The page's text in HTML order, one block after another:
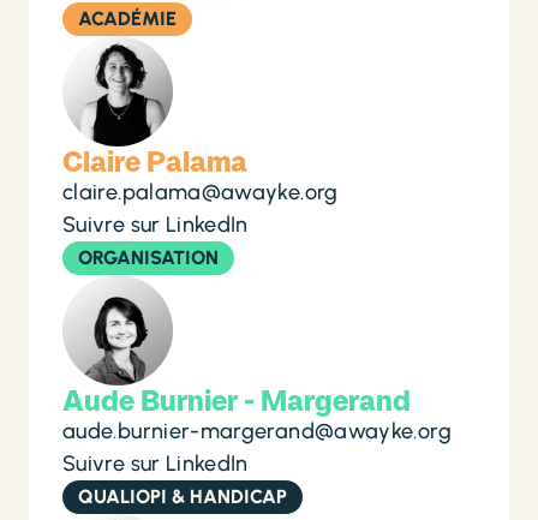
ACADÉMIE
Claire Palama
claire.palama@awayke.org
Suivre sur LinkedIn
ORGANISATION
Aude Burnier - Margerand
aude.burnier-margerand@awayke.org
Suivre sur LinkedIn
QUALIOPI & HANDICAP